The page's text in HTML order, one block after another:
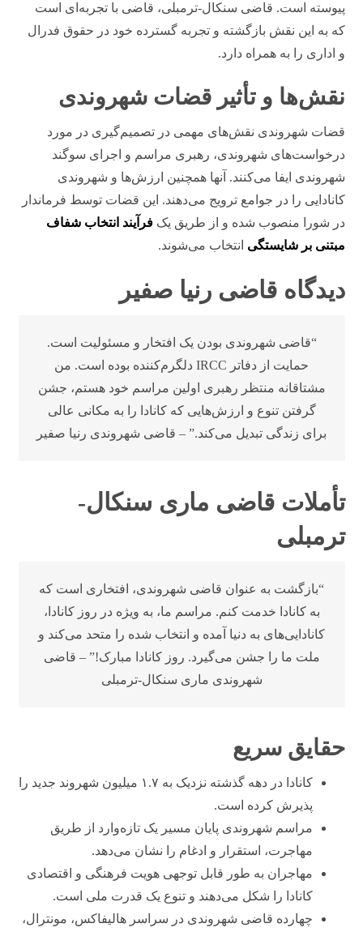
پیوسته است. قاضی سنکال-ترمبلی، قاضی با تجربه‌ای است
که به این نقش بازگشته و تجربه گسترده خود در حقوق فدرال
و اداری را به همراه دارد.
نقش‌ها و تأثیر قضات شهروندی
قضات شهروندی نقش‌های مهمی در تصمیم‌گیری در مورد
درخواست‌های شهروندی، رهبری مراسم و اجرای سوگند
شهروندی ایفا می‌کنند. آنها همچنین ارزش‌ها و شهروندی
کانادایی را در جوامع ترویج می‌دهند. این قضات توسط فرماندار
در شورا منصوب شده و از طریق یکفرآیند انتخاب شفاف
مبتنی بر شایستگی انتخاب می‌شوند.
دیدگاه قاضی رنیا صفیر
“قاضی شهروندی بودن یک افتخار و مسئولیت است.
حمایت از دفاتر IRCC دلگرم‌کننده بوده است. من
مشتاقانه منتظر رهبری اولین مراسم خود هستم، جشن
گرفتن تنوع و ارزش‌هایی که کانادا را به مکانی عالی
برای زندگی تبدیل می‌کند.” – قاضی شهروندی رنیا صفیر
تأملات قاضی ماری سنکال-
ترمبلی
“بازگشت به عنوان قاضی شهروندی، افتخاری است که
به کانادا خدمت کنم. مراسم ما، به ویژه در روز کانادا،
کانادایی‌های به دنیا آمده و انتخاب شده را متحد می‌کند و
ملت ما را جشن می‌گیرد. روز کانادا مبارک!” – قاضی
شهروندی ماری سنکال-ترمبلی
حقایق سریع
کانادا در دهه گذشته نزدیک به ۱.۷ میلیون شهروند جدید را
پذیرش کرده است.
مراسم شهروندی پایان مسیر یک تازه‌وارد از طریق
مهاجرت، استقرار و ادغام را نشان می‌دهد.
مهاجران به طور قابل توجهی هویت فرهنگی و اقتصادی
کانادا را شکل می‌دهند و تنوع یک قدرت ملی است.
چهارده قاضی شهروندی در سراسر هالیفاکس، مونترال،